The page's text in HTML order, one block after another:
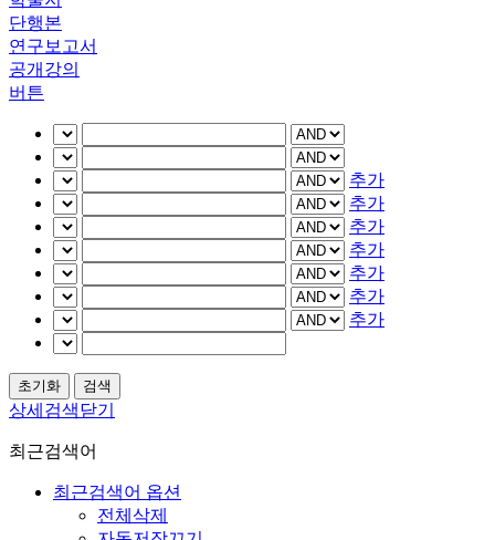
단행본
연구보고서
공개강의
버튼
추가
추가
추가
추가
추가
추가
추가
상세검색닫기
최근검색어
최근검색어 옵션
전체삭제